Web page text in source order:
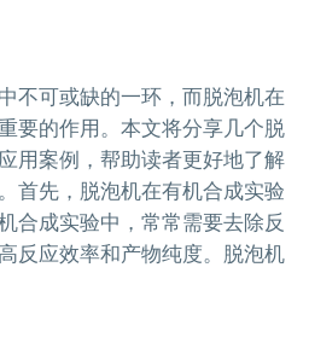
不可或缺的一环，而脱泡机在
要的作用。本文将分享几个脱
用案例，帮助读者更好地了解
首先，脱泡机在有机合成实验
合成实验中，常常需要去除反
反应效率和产物纯度。脱泡机